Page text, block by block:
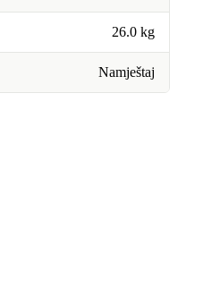
26.0 kg
Namještaj